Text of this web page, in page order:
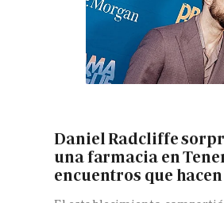
Daniel Radcliffe
una farmacia en
encuentros que